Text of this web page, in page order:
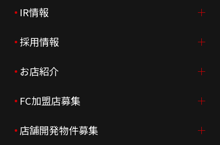
会社案内TOP
ご挨拶
会社概要
会社沿革
企業理念
IR情報
IR情報TOP
ニュースリリース
月次売上
決算資料
採用情報
採用情報TOP
新卒採用
中途採用
お店紹介
店舗を探す・予約する
よくあるご質問
FC加盟店募集
FC加盟店募集TOP
店舗開発物件募集